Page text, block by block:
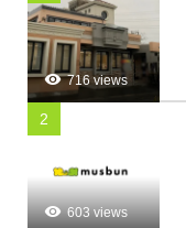
716 views
2
603 views